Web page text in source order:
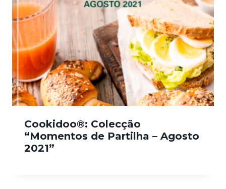
Cookidoo®: Colecção
“Momentos de Partilha – Agosto
2021”